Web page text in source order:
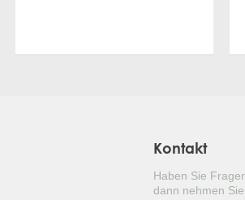
Kontakt
Haben Sie
dann nehmen